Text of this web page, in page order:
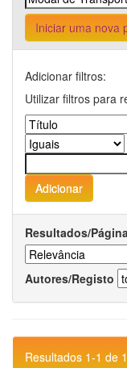
Iniciar uma nova
Adicionar filtros:
Utilizar filtros para
Resultados/
Autores/Registo
Resultados 1-1 de